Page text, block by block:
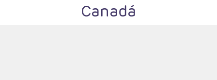
Canadá